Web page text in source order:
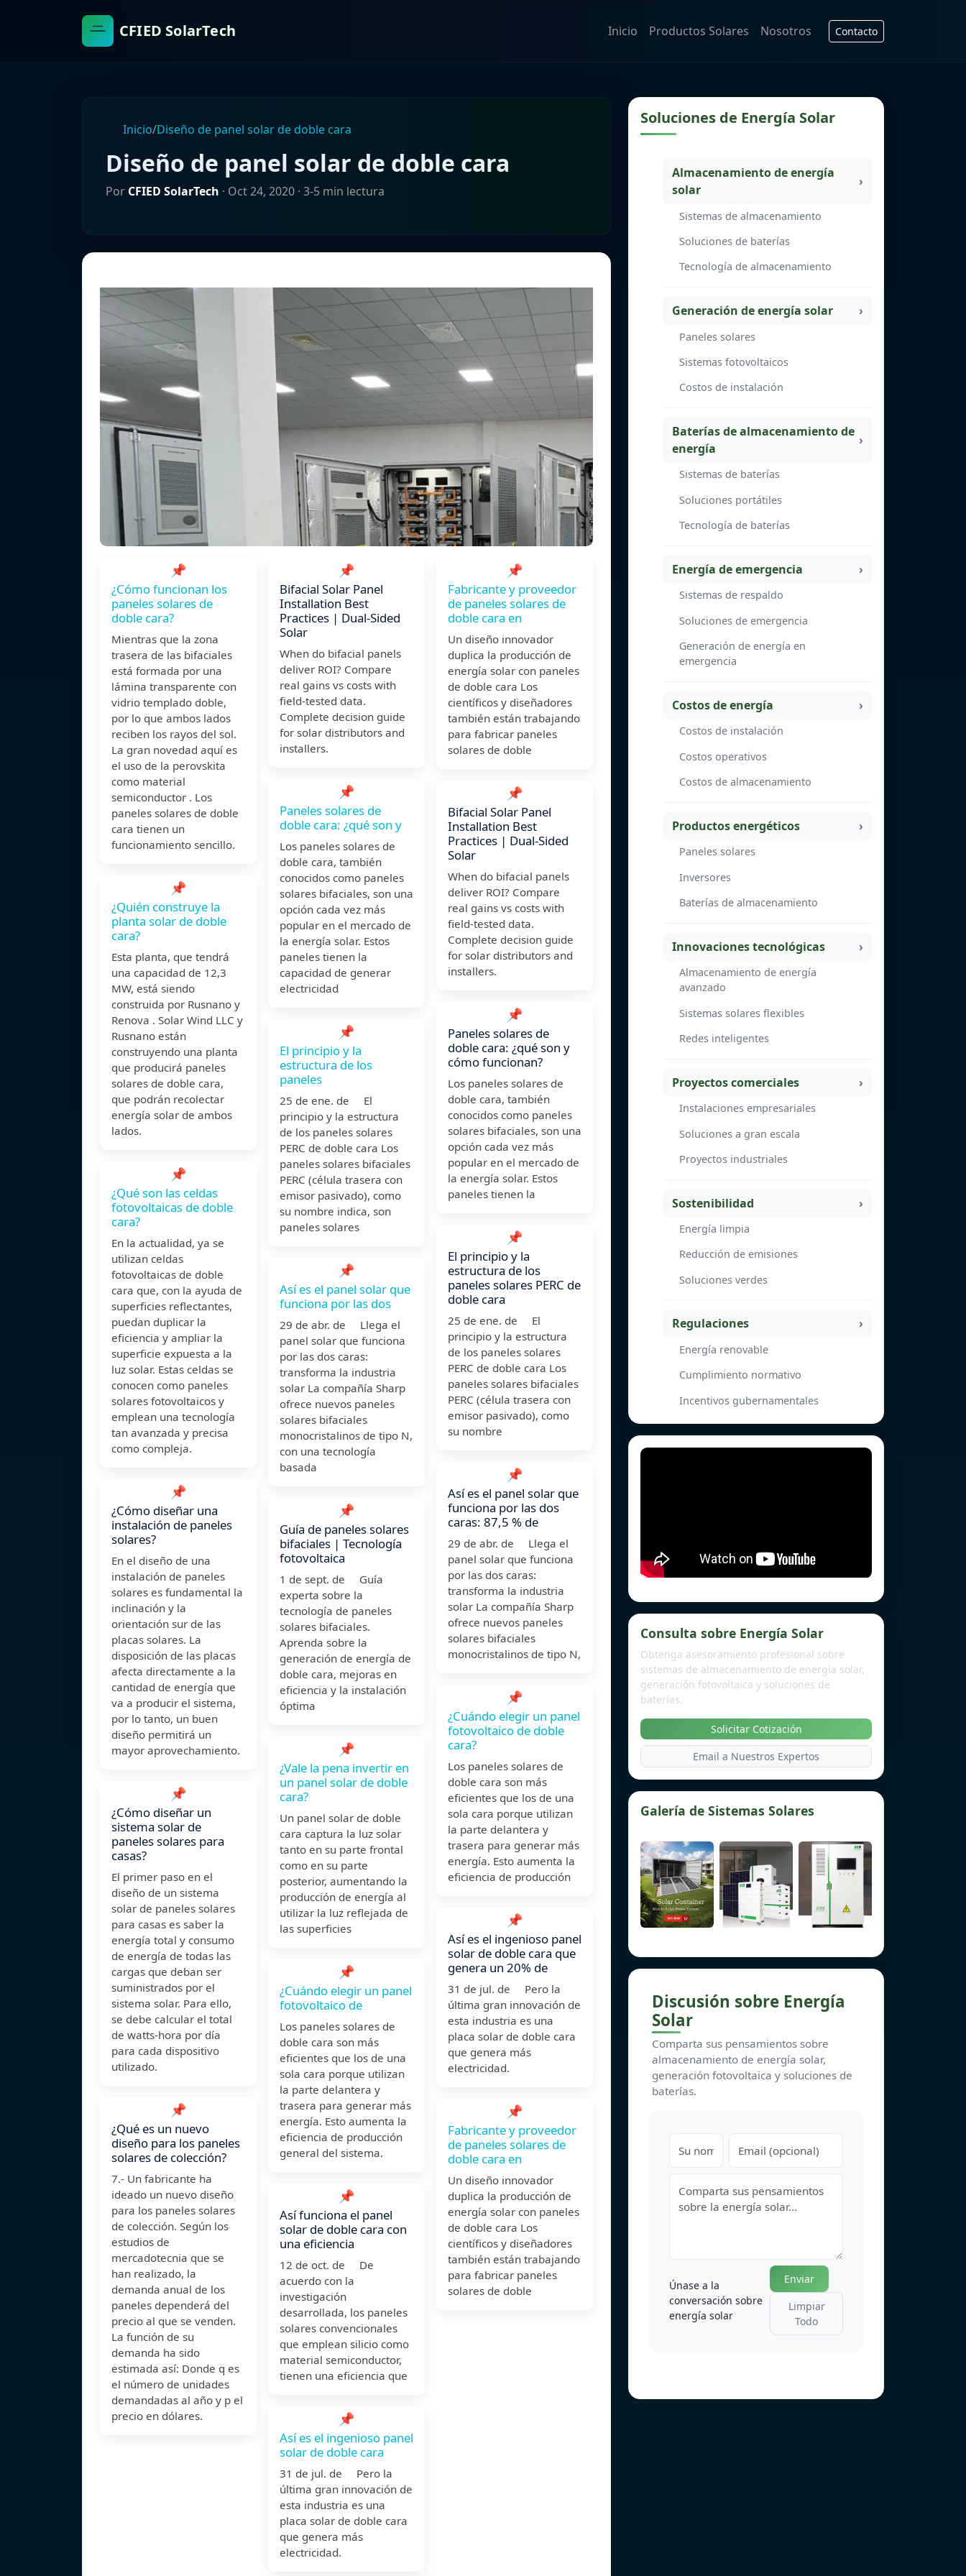
CFIED SolarTech Inicio Productos Solares Nosotros Contacto
Inicio/Diseño de panel solar de doble cara
Diseño de panel solar de doble cara
Por CFIED SolarTech · Oct 24, 2020 · 3-5 min lectura
📌
¿Cómo funcionan los
paneles solares de
doble cara?
Mientras que la zona
trasera de las bifaciales
está formada por una
lámina transparente con
vidrio templado doble,
por lo que ambos lados
reciben los rayos del sol.
La gran novedad aquí es
el uso de la perovskita
como material
semiconductor . Los
paneles solares de doble
cara tienen un
funcionamiento sencillo.
📌
¿Quién construye la
planta solar de doble
cara?
Esta planta, que tendrá
una capacidad de 12,3
MW, está siendo
construida por Rusnano y
Renova . Solar Wind LLC y
Rusnano están
construyendo una planta
que producirá paneles
solares de doble cara,
que podrán recolectar
energía solar de ambos
lados.
📌
¿Qué son las celdas
fotovoltaicas de doble
cara?
En la actualidad, ya se
utilizan celdas
fotovoltaicas de doble
cara que, con la ayuda de
superficies reflectantes,
puedan duplicar la
eficiencia y ampliar la
superficie expuesta a la
luz solar. Estas celdas se
conocen como paneles
solares fotovoltaicos y
emplean una tecnología
tan avanzada y precisa
como compleja.
📌
¿Cómo diseñar una
instalación de paneles
solares?
En el diseño de una
instalación de paneles
solares es fundamental la
inclinación y la
orientación sur de las
placas solares. La
disposición de las placas
afecta directamente a la
cantidad de energía que
va a producir el sistema,
por lo tanto, un buen
diseño permitirá un
mayor aprovechamiento.
📌
¿Cómo diseñar un
sistema solar de
paneles solares para
casas?
El primer paso en el
diseño de un sistema
solar de paneles solares
para casas es saber la
energía total y consumo
de energía de todas las
cargas que deban ser
suministrados por el
sistema solar. Para ello,
se debe calcular el total
de watts-hora por día
para cada dispositivo
utilizado.
📌
¿Qué es un nuevo
diseño para los paneles
solares de colección?
7.- Un fabricante ha
ideado un nuevo diseño
para los paneles solares
de colección. Según los
estudios de
mercadotecnia que se
han realizado, la
demanda anual de los
paneles dependerá del
precio al que se venden.
La función de su
demanda ha sido
estimada así: Donde q es
el número de unidades
demandadas al año y p el
precio en dólares.
📌
Bifacial Solar Panel
Installation Best
Practices | Dual-Sided
Solar
When do bifacial panels
deliver ROI? Compare
real gains vs costs with
field-tested data.
Complete decision guide
for solar distributors and
installers.
📌
Paneles solares de
doble cara: ¿qué son y
Los paneles solares de
doble cara, también
conocidos como paneles
solares bifaciales, son una
opción cada vez más
popular en el mercado de
la energía solar. Estos
paneles tienen la
capacidad de generar
electricidad
📌
El principio y la
estructura de los
paneles
25 de ene. de El
principio y la estructura
de los paneles solares
PERC de doble cara Los
paneles solares bifaciales
PERC (célula trasera con
emisor pasivado), como
su nombre indica, son
paneles solares
📌
Así es el panel solar que
funciona por las dos
29 de abr. de Llega el
panel solar que funciona
por las dos caras:
transforma la industria
solar La compañía Sharp
ofrece nuevos paneles
solares bifaciales
monocristalinos de tipo N,
con una tecnología
basada
📌
Guía de paneles solares
bifaciales | Tecnología
fotovoltaica
1 de sept. de Guía
experta sobre la
tecnología de paneles
solares bifaciales.
Aprenda sobre la
generación de energía de
doble cara, mejoras en
eficiencia y la instalación
óptima
📌
¿Vale la pena invertir en
un panel solar de doble
cara?
Un panel solar de doble
cara captura la luz solar
tanto en su parte frontal
como en su parte
posterior, aumentando la
producción de energía al
utilizar la luz reflejada de
las superficies
📌
¿Cuándo elegir un panel
fotovoltaico de
Los paneles solares de
doble cara son más
eficientes que los de una
sola cara porque utilizan
la parte delantera y
trasera para generar más
energía. Esto aumenta la
eficiencia de producción
general del sistema.
📌
Así funciona el panel
solar de doble cara con
una eficiencia
12 de oct. de De
acuerdo con la
investigación
desarrollada, los paneles
solares convencionales
que emplean silicio como
material semiconductor,
tienen una eficiencia que
📌
Así es el ingenioso panel
solar de doble cara
31 de jul. de Pero la
última gran innovación de
esta industria es una
placa solar de doble cara
que genera más
electricidad.
📌
Fabricante y proveedor
de paneles solares de
doble cara en
Un diseño innovador
duplica la producción de
energía solar con paneles
de doble cara Los
científicos y diseñadores
también están trabajando
para fabricar paneles
solares de doble
📌
Bifacial Solar Panel
Installation Best
Practices | Dual-Sided
Solar
When do bifacial panels
deliver ROI? Compare
real gains vs costs with
field-tested data.
Complete decision guide
for solar distributors and
installers.
📌
Paneles solares de
doble cara: ¿qué son y
cómo funcionan?
Los paneles solares de
doble cara, también
conocidos como paneles
solares bifaciales, son una
opción cada vez más
popular en el mercado de
la energía solar. Estos
paneles tienen la
📌
El principio y la
estructura de los
paneles solares PERC de
doble cara
25 de ene. de El
principio y la estructura
de los paneles solares
PERC de doble cara Los
paneles solares bifaciales
PERC (célula trasera con
emisor pasivado), como
su nombre
📌
Así es el panel solar que
funciona por las dos
caras: 87,5 % de
29 de abr. de Llega el
panel solar que funciona
por las dos caras:
transforma la industria
solar La compañía Sharp
ofrece nuevos paneles
solares bifaciales
monocristalinos de tipo N,
📌
¿Cuándo elegir un panel
fotovoltaico de doble
cara?
Los paneles solares de
doble cara son más
eficientes que los de una
sola cara porque utilizan
la parte delantera y
trasera para generar más
energía. Esto aumenta la
eficiencia de producción
📌
Así es el ingenioso panel
solar de doble cara que
genera un 20% de
31 de jul. de Pero la
última gran innovación de
esta industria es una
placa solar de doble cara
que genera más
electricidad.
📌
Fabricante y proveedor
de paneles solares de
doble cara en
Un diseño innovador
duplica la producción de
energía solar con paneles
de doble cara Los
científicos y diseñadores
también están trabajando
para fabricar paneles
solares de doble
Soluciones de Energía Solar
Almacenamiento de energía
solar
Sistemas de almacenamiento
Soluciones de baterías
Tecnología de almacenamiento
Generación de energía solar
Paneles solares
Sistemas fotovoltaicos
Costos de instalación
Baterías de almacenamiento de
energía
Sistemas de baterías
Soluciones portátiles
Tecnología de baterías
Energía de emergencia
Sistemas de respaldo
Soluciones de emergencia
Generación de energía en
emergencia
Costos de energía
Costos de instalación
Costos operativos
Costos de almacenamiento
Productos energéticos
Paneles solares
Inversores
Baterías de almacenamiento
Innovaciones tecnológicas
Almacenamiento de energía
avanzado
Sistemas solares flexibles
Redes inteligentes
Proyectos comerciales
Instalaciones empresariales
Soluciones a gran escala
Proyectos industriales
Sostenibilidad
Energía limpia
Reducción de emisiones
Soluciones verdes
Regulaciones
Energía renovable
Cumplimiento normativo
Incentivos gubernamentales
Consulta sobre Energía Solar
Obtenga asesoramiento profesional sobre
sistemas de almacenamiento de energía solar,
generación fotovoltaica y soluciones de
baterías.
Solicitar Cotización
Email a Nuestros Expertos
Galería de Sistemas Solares
Discusión sobre Energía
Solar
Comparta sus pensamientos sobre
almacenamiento de energía solar,
generación fotovoltaica y soluciones de
baterías.
Únase a la
conversación sobre
energía solar
Enviar
Limpiar
Todo